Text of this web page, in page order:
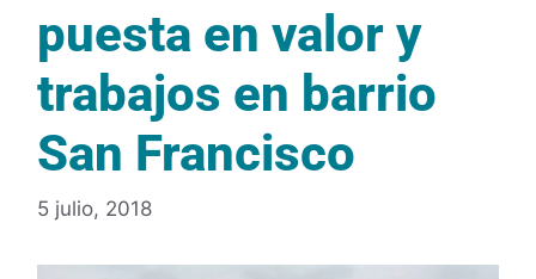
puesta en valor y
trabajos en barrio
San Francisco
5 julio, 2018